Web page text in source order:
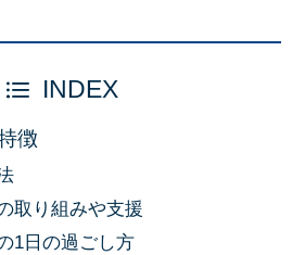
INDEX
徴
取り組みや支援
1日の過ごし方